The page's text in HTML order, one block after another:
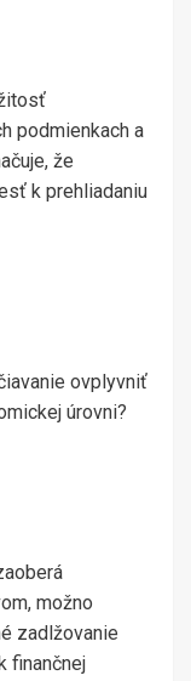
podmienkach a
že
k prehliadaniu
ovplyvniť
úrovni?
možno
zadlžovanie
finančnej